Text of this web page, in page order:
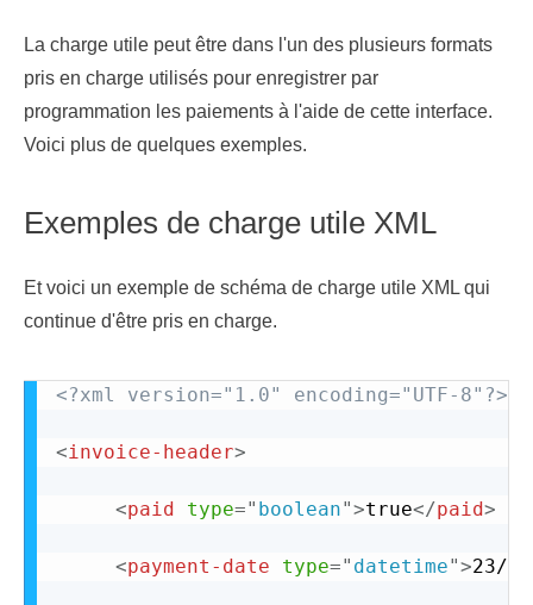
La charge utile peut être dans l'un des plusieurs formats
pris en charge utilisés pour enregistrer par
programmation les paiements à l'aide de cette interface.
Voici plus de quelques exemples.
Exemples de charge utile XML
Et voici un exemple de schéma de charge utile XML qui
continue d'être pris en charge.
<?xml version="1.0" encoding="UTF-8"?>
<invoice-header>
<paid type=" boolean">true</paid>
<payment-date type=" datetime">23/